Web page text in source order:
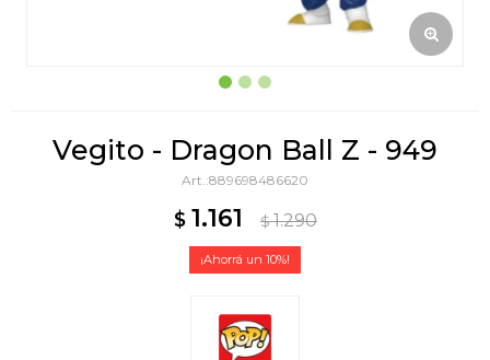
Vegito - Dragon Ball Z - 949
889698486620
$ 1.161 $ 1.290
10